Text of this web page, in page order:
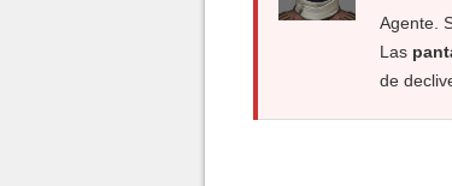
Agente.
Las
de